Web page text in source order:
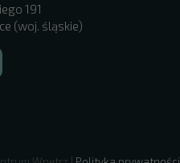
191
(woj. śląskie)